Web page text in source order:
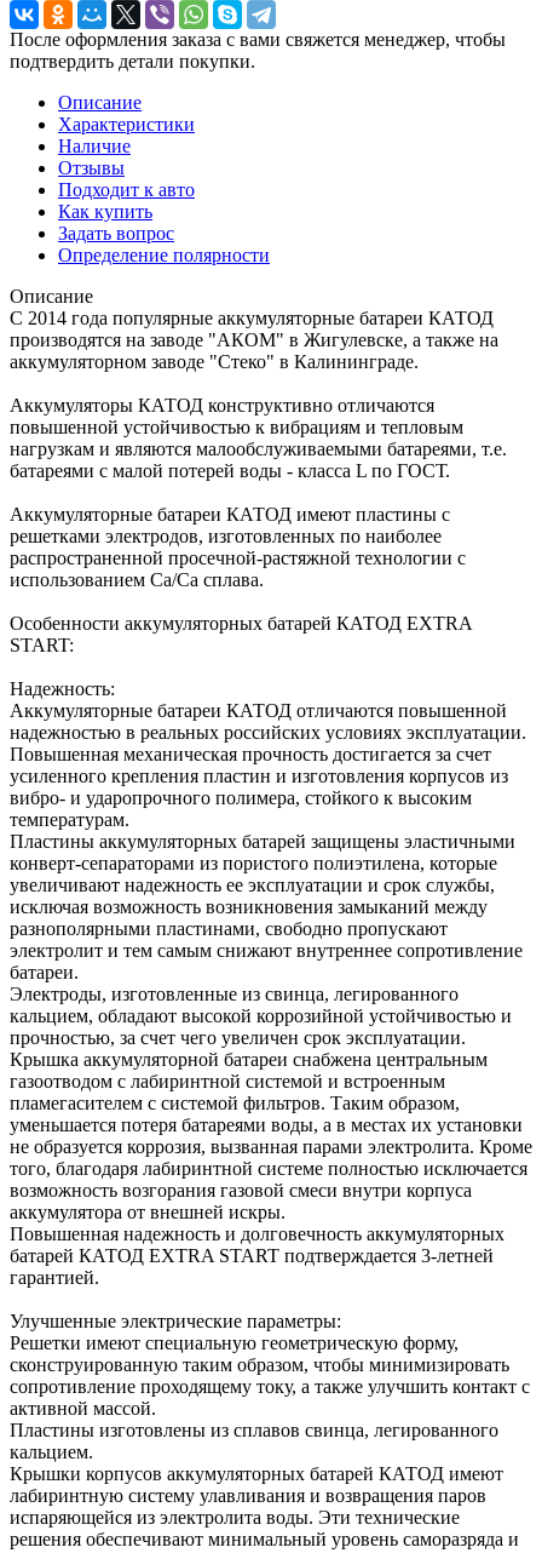
После оформления заказа с вами свяжется менеджер, чтобы
подтвердить детали покупки.
Описание
Характеристики
Наличие
Отзывы
Подходит к авто
Как купить
Задать вопрос
Определение полярности
Описание
C 2014 года популярные аккумуляторные батареи КАТОД
производятся на заводе "АКОМ" в Жигулевске, а также на
аккумуляторном заводе "Стеко" в Калининграде.
Аккумуляторы КАТОД конструктивно отличаются
повышенной устойчивостью к вибрациям и тепловым
нагрузкам и являются малообслуживаемыми батареями, т.е.
батареями с малой потерей воды - класса L по ГОСТ.
Аккумуляторные батареи КАТОД имеют пластины с
решетками электродов, изготовленных по наиболее
распространенной просечной-растяжной технологии с
использованием Ca/Ca сплава.
Особенности аккумуляторных батарей КАТОД EXTRA
START:
Надежность:
Аккумуляторные батареи КАТОД отличаются повышенной
надежностью в реальных российских условиях эксплуатации.
Повышенная механическая прочность достигается за счет
усиленного крепления пластин и изготовления корпусов из
вибро- и ударопрочного полимера, стойкого к высоким
температурам.
Пластины аккумуляторных батарей защищены эластичными
конверт-сепараторами из пористого полиэтилена, которые
увеличивают надежность ее эксплуатации и срок службы,
исключая возможность возникновения замыканий между
разнополярными пластинами, свободно пропускают
электролит и тем самым снижают внутреннее сопротивление
батареи.
Электроды, изготовленные из свинца, легированного
кальцием, обладают высокой коррозийной устойчивостью и
прочностью, за счет чего увеличен срок эксплуатации.
Крышка аккумуляторной батареи снабжена центральным
газоотводом с лабиринтной системой и встроенным
пламегасителем с системой фильтров. Таким образом,
уменьшается потеря батареями воды, а в местах их установки
не образуется коррозия, вызванная парами электролита. Кроме
того, благодаря лабиринтной системе полностью исключается
возможность возгорания газовой смеси внутри корпуса
аккумулятора от внешней искры.
Повышенная надежность и долговечность аккумуляторных
батарей КАТОД EXTRA START подтверждается 3-летней
гарантией.
Улучшенные электрические параметры:
Решетки имеют специальную геометрическую форму,
сконструированную таким образом, чтобы минимизировать
сопротивление проходящему току, а также улучшить контакт с
активной массой.
Пластины изготовлены из сплавов свинца, легированного
кальцием.
Крышки корпусов аккумуляторных батарей КАТОД имеют
лабиринтную систему улавливания и возвращения паров
испаряющейся из электролита воды. Эти технические
решения обеспечивают минимальный уровень саморазряда и